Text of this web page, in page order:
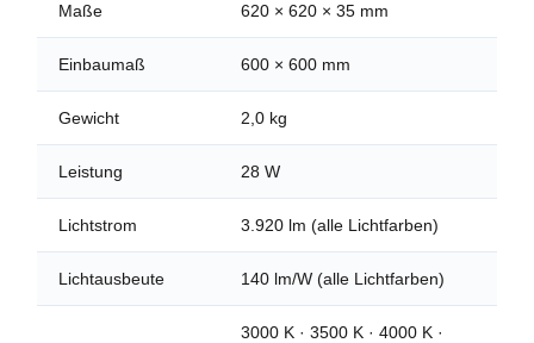
Maße 620 × 620 × 35 mm
Einbaumaß 600 × 600 mm
Gewicht 2,0 kg
Leistung 28 W
Lichtstrom 3.920 lm (alle Lichtfarben)
Lichtausbeute 140 lm/W (alle Lichtfarben)
3000 K · 3500 K · 4000 K ·